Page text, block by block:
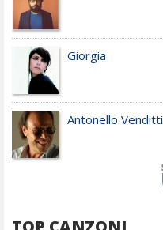
Giorgia
Antonello Venditti